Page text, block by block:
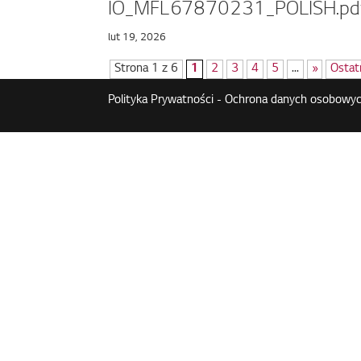
lut 19, 2026
Strona 1 z 6 1 2 3 4 5 ... »
Polityka Prywatności - Ochrona danych